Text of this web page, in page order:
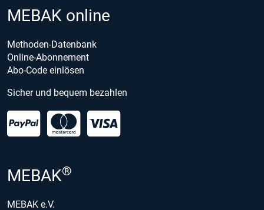
MEBAK online
Methoden-Datenbank
Online-Abonnement
Abo-Code einlösen
Sicher und bequem bezahlen
MEBAK®
MEBAK e.V.